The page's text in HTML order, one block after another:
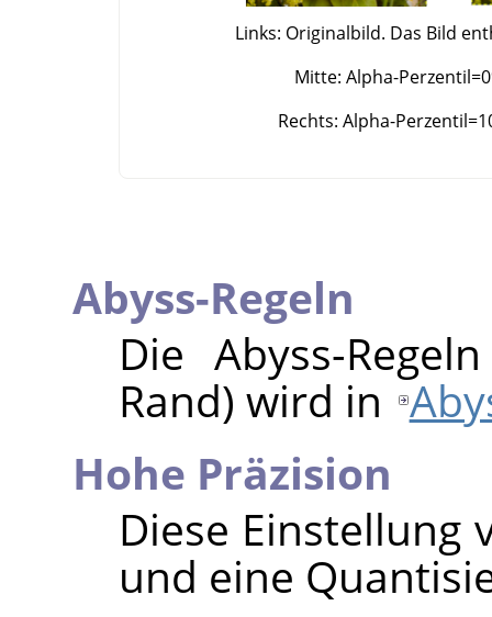
Links: Originalbild. Das Bild
Mitte: Alpha-
Rechts: Alpha-
Abyss-Regeln
Die Abyss-
Rand) wird in
Hohe Präzision
Diese Einstellung
und eine